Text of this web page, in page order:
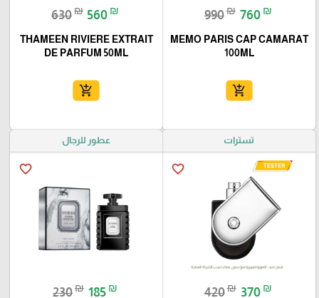
990₪ 760 ₪
MEMO PARIS CAP CAMARAT
100ML
add_shopping_cart
630₪ 560 ₪
THAMEEN RIVIERE EXTRAIT
DE PARFUM 50ML
add_shopping_cart
تسترات
favorite_border
420₪ 370 ₪
عطور للرجال
favorite_border
230₪ 185 ₪